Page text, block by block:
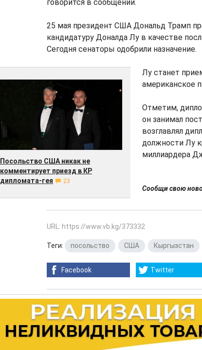
говорится в сообщении.
25 мая президент США Дональд Трамп
кандидатуру Доналда Лу в качестве
Сегодня сенаторы одобрили назначение.
Посольство США никак не
комментирует приезд в КР
дипломата-гея
23
Лу станет
американское
Отметим,
он занимал
возглавлял
должности Лу
миллиардера
Сообщи свою
URL: https://www.vb.kg/373332
Теги: посольство США Кыргызстан
Facebook Twitter